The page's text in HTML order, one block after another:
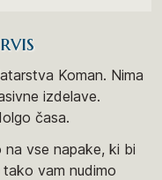
Koman. Nima
izdelave.
časa.
na vse napake, ki bi
vam nudimo